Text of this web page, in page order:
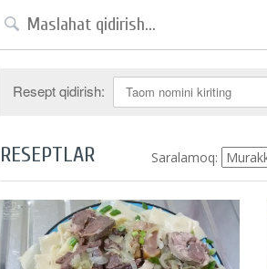
Resept qidirish:
RESEPTLAR Saralamoq: